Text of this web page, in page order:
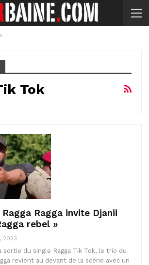
Tok
Ragga invite Djanii
rebel »
2023
sortie du single Ragga Tik Tok, le trio du
revient au devant de la scène avec un